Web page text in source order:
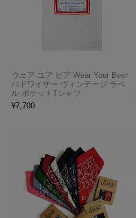
ウェア ユア ビア Wear Your Beer
バドワイザー ヴィンテージ ラベ
ル ポケットTシャツ
¥7,700